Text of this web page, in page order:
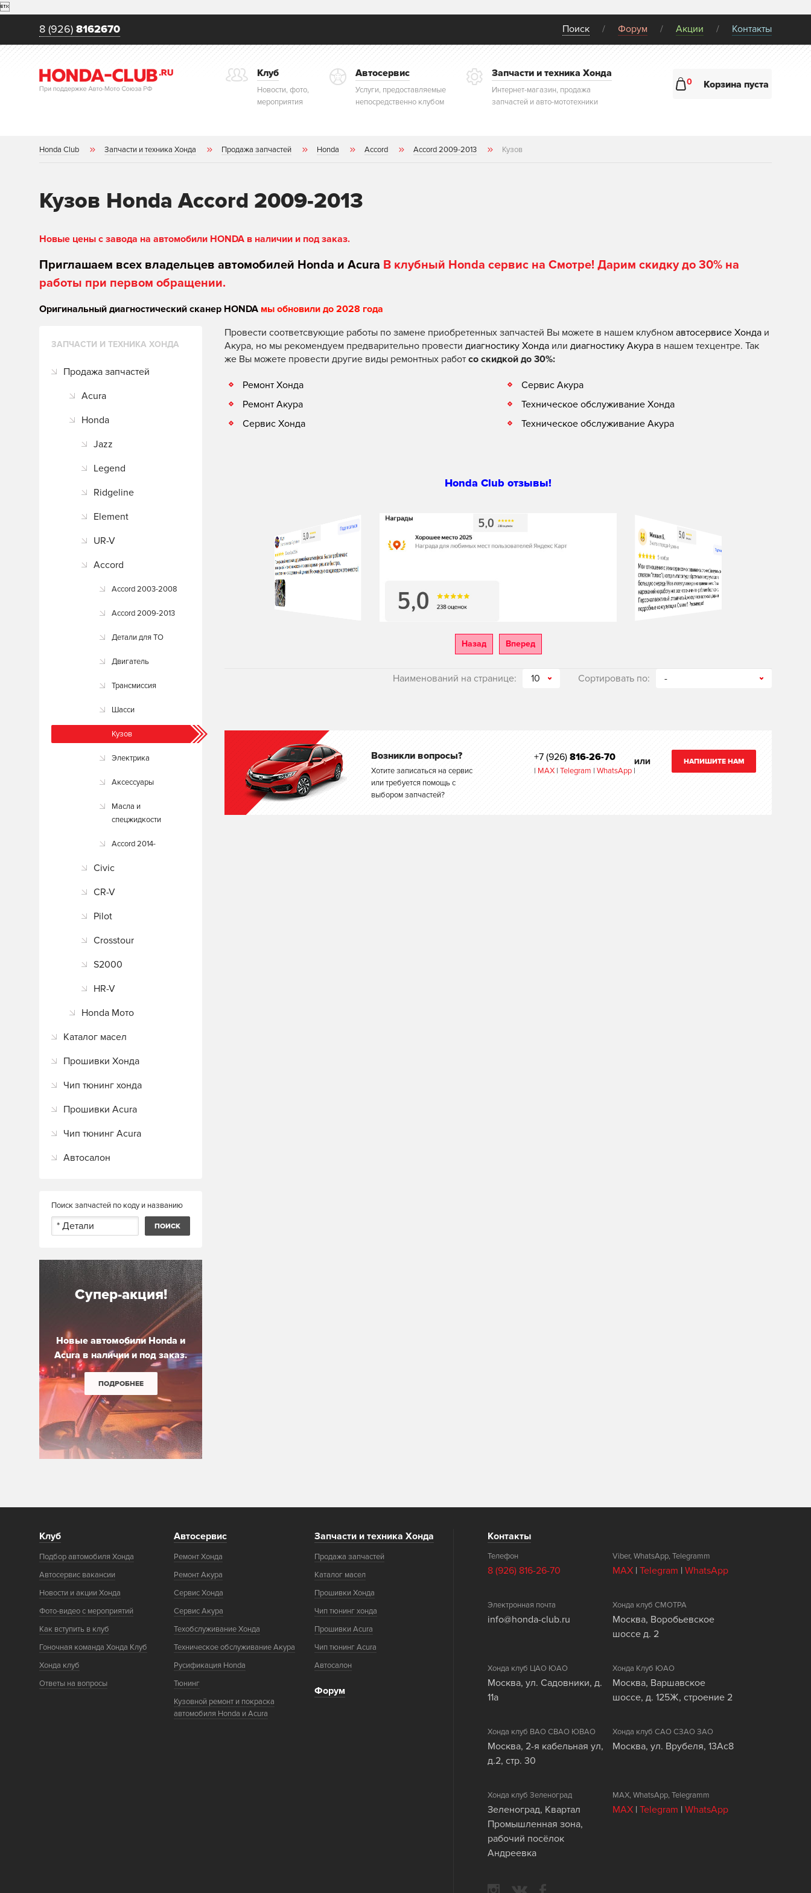

8 (926) 8162670 Поиск Форум Акции Контакты
Клуб
Новости, фото,
мероприятия
Автосервис
Услуги, предоставляемые
непосредственно клубом
Запчасти и техника Хонда
Интернет-магазин, продажа
запчастей и авто-мототехники
0 Корзина пуста
Honda Club Запчасти и техника Хонда Продажа запчастей Honda Accord Accord 2009-2013 Кузов
Кузов Honda Accord 2009-2013
Новые цены с завода на автомобили HONDA в наличии и под заказ.
Приглашаем всех владельцев автомобилей Honda и Acura В клубный Honda сервис на Смотре! Дарим скидку до 30% на
работы при первом обращении.
Оригинальный диагностический сканер HONDA мы обновили до 2028 года
ЗАПЧАСТИ И ТЕХНИКА ХОНДА
Продажа запчастей
Acura
Honda
Jazz
Legend
Ridgeline
Element
UR-V
Accord
Accord 2003-2008
Accord 2009-2013
Детали для ТО
Двигатель
Трансмиссия
Шасси
Кузов
Электрика
Аксессуары
Масла и
спецжидкости
Accord 2014-
Civic
CR-V
Pilot
Crosstour
S2000
HR-V
Honda Мото
Каталог масел
Прошивки Хонда
Чип тюнинг хонда
Прошивки Acura
Чип тюнинг Acura
Автосалон
Поиск запчастей по коду и названию
Супер-акция!
Новые автомобили Honda и
Acura в наличии и под заказ.
ПОДРОБНЕЕ
Провести соответсвующие работы по замене приобретенных запчастей Вы можете в нашем клубном автосервисе Хонда и
Акура, но мы рекомендуем предварительно провести диагностику Хонда или диагностику Акура в нашем техцентре. Так
же Вы можете провести другие виды ремонтных работ со скидкой до 30%:
Ремонт Хонда
Ремонт Акура
Сервис Хонда
Сервис Акура
Техническое обслуживание Хонда
Техническое обслуживание Акура
Honda Club отзывы!
Назад Вперед
Наименований на странице: 10 Сортировать по: -
Возникли вопросы?
Хотите записаться на сервис
или требуется помощь с
выбором запчастей?
+7 (926) 816-26-70
| MAX | Telegram | WhatsApp |
ИЛИ НАПИШИТЕ НАМ
Клуб
Подбор автомобиля Хонда
Автосервис вакансии
Новости и акции Хонда
Фото-видео с мероприятий
Как вступить в клуб
Гоночная команда Хонда Клуб
Хонда клуб
Ответы на вопросы
Автосервис
Ремонт Хонда
Ремонт Акура
Сервис Хонда
Сервис Акура
Техобслуживание Хонда
Техническое обслуживание Акура
Русификация Honda
Тюнинг
Кузовной ремонт и покраска
автомобиля Honda и Acura
Запчасти и техника Хонда
Продажа запчастей
Каталог масел
Прошивки Хонда
Чип тюнинг хонда
Прошивки Acura
Чип тюнинг Acura
Автосалон
Форум
Контакты
Телефон
8 (926) 816-26-70
Viber, WhatsApp, Telegramm
MAX |Telegram |WhatsApp
Электронная почта
info@honda-club.ru
Хонда клуб СМОТРА
Москва, Воробьевское
шоссе д. 2
Хонда клуб ЦАО ЮАО
Москва, ул. Садовники, д.
11а
Хонда Клуб ЮАО
Москва, Варшавское
шоссе, д. 125Ж, строение 2
Хонда клуб ВАО СВАО ЮВАО
Москва, 2-я кабельная ул,
д.2, стр. 30
Хонда клуб САО СЗАО ЗАО
Москва, ул. Врубеля, 13Ас8
Хонда клуб Зеленоград
Зеленоград, Квартал
Промышленная зона,
рабочий посёлок
Андреевка
MAX, WhatsApp, Telegramm
MAX |Telegram |WhatsApp